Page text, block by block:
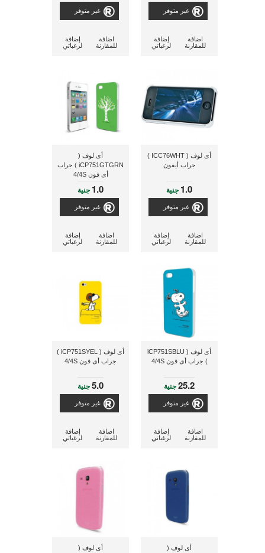
غير متوفر
إضافة
لرغباتي
اضافة
للمقارنة
غير متوفر
إضافة
لرغباتي
اضافة
للمقارنة
أى لوف ( ICC76WHT )
جراب أيفون
1.0 جنية
غير متوفر
إضافة
لرغباتي
اضافة
للمقارنة
أى لوف (
iCP751GTGRN ) جراب
أى فون 4/4S
1.0 جنية
غير متوفر
إضافة
لرغباتي
اضافة
للمقارنة
أى لوف ( iCP751SBLU
) جراب أى فون 4/4S
25.2جنية
غير متوفر
إضافة
لرغباتي
اضافة
للمقارنة
أى لوف ( iCP751SYEL )
جراب أى فون 4/4S
5.0جنية
غير متوفر
إضافة
لرغباتي
اضافة
للمقارنة
أى لوف (
أى لوف (